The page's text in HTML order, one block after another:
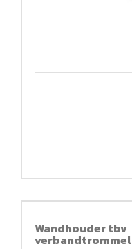
Wandhouder tbv
verbandtrommel